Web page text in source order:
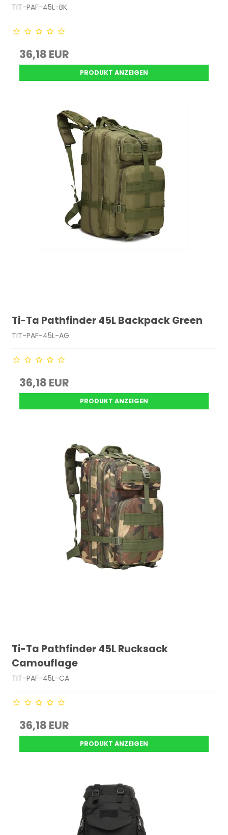
TIT-PAF-45L-BK
36,18 EUR
PRODUKT ANZEIGEN
Ti-Ta Pathfinder 45L Backpack Green
TIT-PAF-45L-AG
36,18 EUR
PRODUKT ANZEIGEN
Ti-Ta Pathfinder 45L Rucksack
Camouflage
TIT-PAF-45L-CA
36,18 EUR
PRODUKT ANZEIGEN